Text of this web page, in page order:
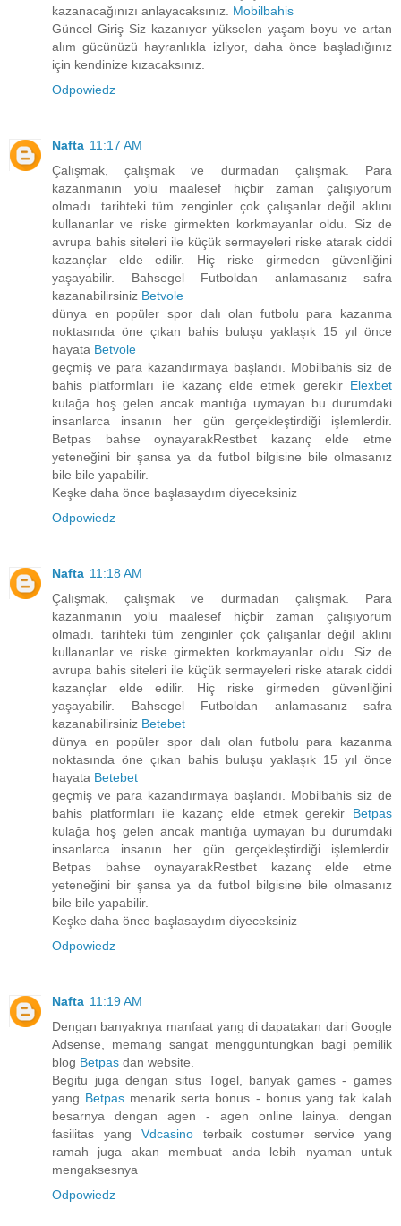
kazanacağınızı anlayacaksınız. Mobilbahis
Güncel Giriş Siz kazanıyor yükselen yaşam boyu ve artan
alım gücünüzü hayranlıkla izliyor, daha önce başladığınız
için kendinize kızacaksınız.
Odpowiedz
Nafta 11:17 AM
Çalışmak, çalışmak ve durmadan çalışmak. Para
kazanmanın yolu maalesef hiçbir zaman çalışıyorum
olmadı. tarihteki tüm zenginler çok çalışanlar değil aklını
kullananlar ve riske girmekten korkmayanlar oldu. Siz de
avrupa bahis siteleri ile küçük sermayeleri riske atarak ciddi
kazançlar elde edilir. Hiç riske girmeden güvenliğini
yaşayabilir. Bahsegel Futboldan anlamasanız safra
kazanabilirsiniz Betvole
dünya en popüler spor dalı olan futbolu para kazanma
noktasında öne çıkan bahis buluşu yaklaşık 15 yıl önce
hayata Betvole
geçmiş ve para kazandırmaya başlandı. Mobilbahis siz de
bahis platformları ile kazanç elde etmek gerekir Elexbet
kulağa hoş gelen ancak mantığa uymayan bu durumdaki
insanlarca insanın her gün gerçekleştirdiği işlemlerdir.
Betpas bahse oynayarakRestbet kazanç elde etme
yeteneğini bir şansa ya da futbol bilgisine bile olmasanız
bile bile yapabilir.
Keşke daha önce başlasaydım diyeceksiniz
Odpowiedz
Nafta 11:18 AM
Çalışmak, çalışmak ve durmadan çalışmak. Para
kazanmanın yolu maalesef hiçbir zaman çalışıyorum
olmadı. tarihteki tüm zenginler çok çalışanlar değil aklını
kullananlar ve riske girmekten korkmayanlar oldu. Siz de
avrupa bahis siteleri ile küçük sermayeleri riske atarak ciddi
kazançlar elde edilir. Hiç riske girmeden güvenliğini
yaşayabilir. Bahsegel Futboldan anlamasanız safra
kazanabilirsiniz Betebet
dünya en popüler spor dalı olan futbolu para kazanma
noktasında öne çıkan bahis buluşu yaklaşık 15 yıl önce
hayata Betebet
geçmiş ve para kazandırmaya başlandı. Mobilbahis siz de
bahis platformları ile kazanç elde etmek gerekir Betpas
kulağa hoş gelen ancak mantığa uymayan bu durumdaki
insanlarca insanın her gün gerçekleştirdiği işlemlerdir.
Betpas bahse oynayarakRestbet kazanç elde etme
yeteneğini bir şansa ya da futbol bilgisine bile olmasanız
bile bile yapabilir.
Keşke daha önce başlasaydım diyeceksiniz
Odpowiedz
Nafta 11:19 AM
Dengan banyaknya manfaat yang di dapatakan dari Google
Adsense, memang sangat mengguntungkan bagi pemilik
blog Betpas dan website.
Begitu juga dengan situs Togel, banyak games - games
yang Betpas menarik serta bonus - bonus yang tak kalah
besarnya dengan agen - agen online lainya. dengan
fasilitas yang Vdcasino terbaik costumer service yang
ramah juga akan membuat anda lebih nyaman untuk
mengaksesnya
Odpowiedz